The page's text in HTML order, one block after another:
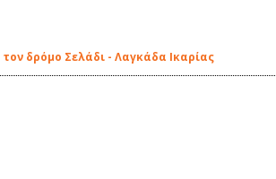
δρόμο Σελάδι - Λαγκάδα Ικαρίας